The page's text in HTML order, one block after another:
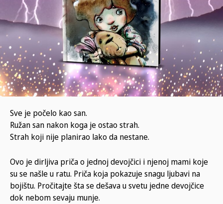
Sve je počelo kao san.
Ružan san nakon koga je ostao strah.
Strah koji nije planirao lako da nestane.
Ovo je dirljiva priča o jednoj devojčici i njenoj mami koje
su se našle u ratu. Priča koja pokazuje snagu ljubavi na
bojištu. Pročitajte šta se dešava u svetu jedne devojčice
dok nebom sevaju munje.